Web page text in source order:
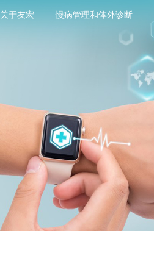
关于友宏 慢病管理和体外诊断